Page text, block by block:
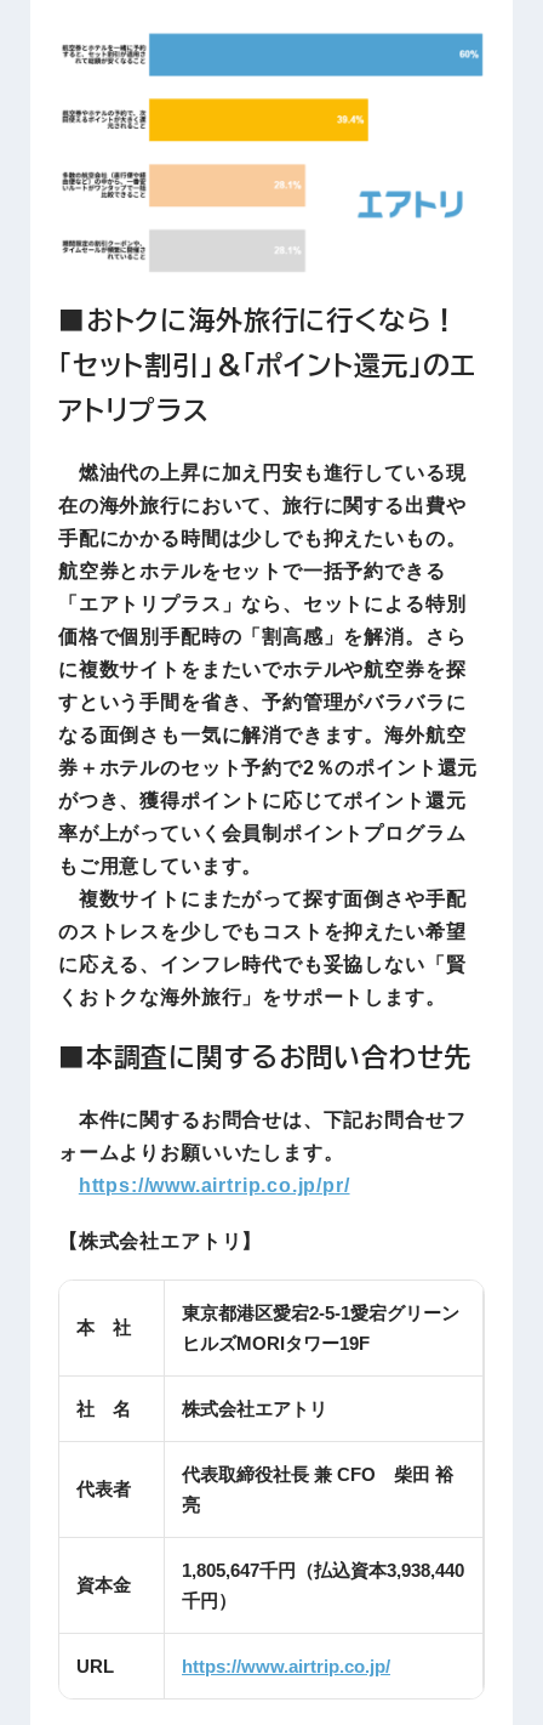
■おトクに海外旅行に行くなら！
「セット割引」＆「ポイント還元」のエ
アトリプラス
燃油代の上昇に加え円安も進行している現
在の海外旅行において、旅行に関する出費や
手配にかかる時間は少しでも抑えたいもの。
航空券とホテルをセットで一括予約できる
「エアトリプラス」なら、セットによる特別
価格で個別手配時の「割高感」を解消。さら
に複数サイトをまたいでホテルや航空券を探
すという手間を省き、予約管理がバラバラに
なる面倒さも一気に解消できます。海外航空
券＋ホテルのセット予約で2％のポイント還元
がつき、獲得ポイントに応じてポイント還元
率が上がっていく会員制ポイントプログラム
もご用意しています。
複数サイトにまたがって探す面倒さや手配
のストレスを少しでもコストを抑えたい希望
に応える、インフレ時代でも妥協しない「賢
くおトクな海外旅行」をサポートします。
■本調査に関するお問い合わせ先
本件に関するお問合せは、下記お問合せフ
ォームよりお願いいたします。
https://www.airtrip.co.jp/pr/
【株式会社エアトリ】
本 社
東京都港区愛宕2-5-1愛宕グリーン
ヒルズMORIタワー19F
社 名 株式会社エアトリ
代表者
代表取締役社長 兼 CFO 柴田 裕
亮
資本金
1,805,647千円（払込資本3,938,440
千円）
URL https://www.airtrip.co.jp/